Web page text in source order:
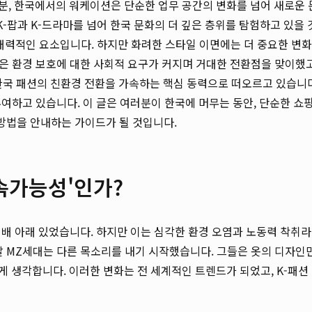
한국에서의 워케이션은 단순한 업무 공간의 변화를 넘어 새로운
과 K-드라마를 넘어 한국 문화의 더 깊은 층위를 탐험하고 있을
적인 요소입니다. 하지만 화려한 스타일 이면에는 더 중요한 변화
환경 보호에 대한 사회적 요구가 커지며 거대한 전환점을 맞이했
패션의 친환경 전환을 가속하는 핵심 동력으로 떠오르고 있습니
하고 있습니다. 이 글은 여러분이 한국에 머무는 동안, 단순한 쇼핑
을 안내하는 가이드가 될 것입니다.
가능성'인가?
아래 있었습니다. 하지만 이는 심각한 환경 오염과 노동력 착취라
세대는 다른 목소리를 내기 시작했습니다. 그들은 옷의 디자인
생각합니다. 이러한 변화는 전 세계적인 트렌드가 되었고, K-패션